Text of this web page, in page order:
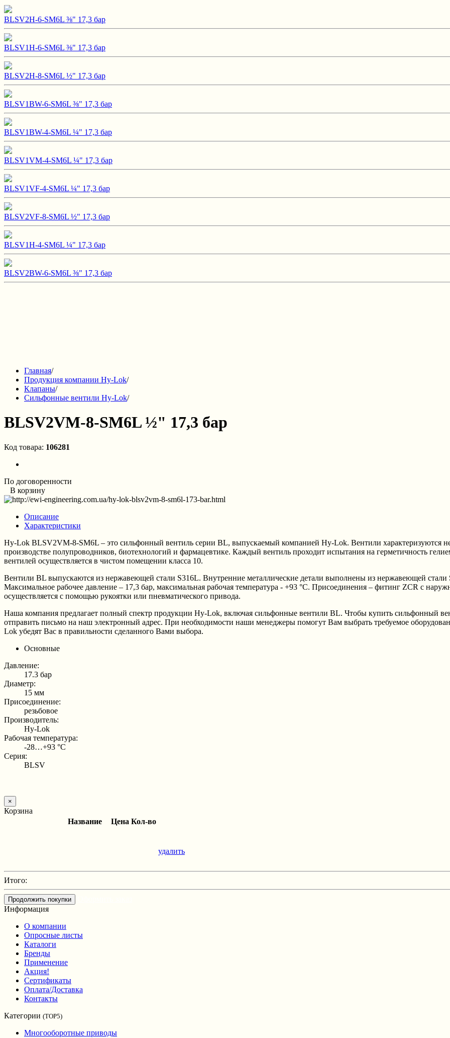
BLSV2H-6-SM6L ⅜" 17,3 бар
BLSV1H-6-SM6L ⅜" 17,3 бар
BLSV2H-8-SM6L ½" 17,3 бар
BLSV1BW-6-SM6L ⅜" 17,3 бар
BLSV1BW-4-SM6L ¼" 17,3 бар
BLSV1VM-4-SM6L ¼" 17,3 бар
BLSV1VF-4-SM6L ¼" 17,3 бар
BLSV2VF-8-SM6L ½" 17,3 бар
BLSV1H-4-SM6L ¼" 17,3 бар
BLSV2BW-6-SM6L ⅜" 17,3 бар
Главная/
Продукция компании Hy-Lok/
Клапаны/
Сильфонные вентили Hy-Lok/
BLSV2VM-8-SM6L ½" 17,3 бар
Код товара: 106281
По договоренности
В корзину
Описание
Характеристики
Hy-Lok BLSV2VM-8-SM6L – это сильфонный вентиль серии BL, выпускаемый компанией Hy-Lok. Вентили характеризуются
производстве полупроводников, биотехнологий и фармацевтике. Каждый вентиль проходит испытания на герметичность
вентилей осуществляется в чистом помещении класса 10.
Вентили BL выпускаются из нержавеющей стали S316L. Внутренние металлические детали выполнены из нержавеющей
Максимальное рабочее давление – 17,3 бар, максимальная рабочая температура - +93 °C. Присоединения – фитинг ZCR с
осуществляется с помощью рукоятки или пневматического привода.
Наша компания предлагает полный спектр продукции Hy-Lok, включая сильфонные вентили BL. Чтобы купить сильфонный
отправить письмо на наш электронный адрес. При необходимости наши менеджеры помогут Вам выбрать требуемое
Lok убедят Вас в правильности сделанного Вами выбора.
Основные
Давление:
17.3 бар
Диаметр:
15 мм
Присоединение:
резьбовое
Производитель:
Hy-Lok
Рабочая температура:
-28…+93 °С
Серия:
BLSV
×
Корзина
Название
Цена Кол-во
удалить
Итого:
Продолжить покупки
Информация
О компании
Опросные листы
Каталоги
Бренды
Применение
Акция!
Сертификаты
Оплата/Доставка
Контакты
Категории (TOP5)
Многооборотные приводы